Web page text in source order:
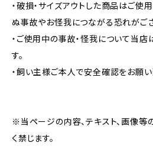
・破損・サイズアウトした商品はご使
ぬ事故やお怪我につながる恐れがござ
・ご使用中の事故・怪我について当
す。
・飼い主様ご本人で安全確認をお願い
※当ページの内容、テキスト、画像等
く禁じます。